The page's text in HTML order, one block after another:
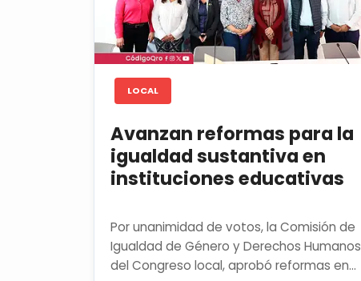
LOCAL
Avanzan reformas para la
igualdad sustantiva en
instituciones educativas
Por unanimidad de votos, la Comisión de
Igualdad de Género y Derechos Humanos
del Congreso local, aprobó reformas en